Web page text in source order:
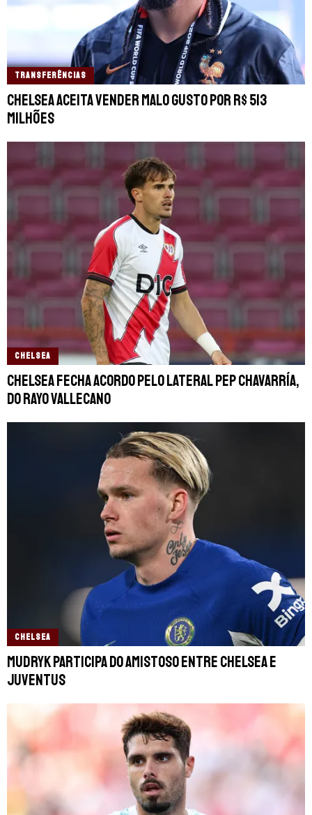
TRANSFERÊNCIAS
Chelsea aceita vender Malo Gusto por R$ 513
milhões
CHELSEA
Chelsea fecha acordo pelo lateral Pep Chavarría,
do Rayo Vallecano
CHELSEA
Mudryk participa do amistoso entre Chelsea e
Juventus